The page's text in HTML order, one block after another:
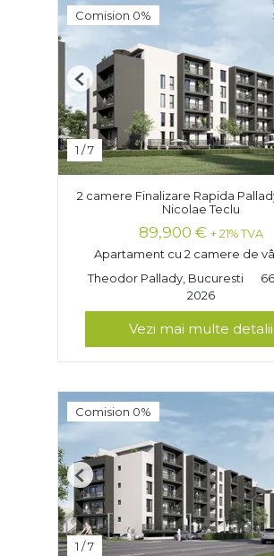
Comision 0%
1 /7
Previous
2 camere Finalizare Rapida
Nicolae Teclu
89,900 € + 21% TVA
Apartament cu 2 camere de
Theodor Pallady, Bucuresti
2026
Vezi mai multe detalii
Comision 0%
1 /7
Previous